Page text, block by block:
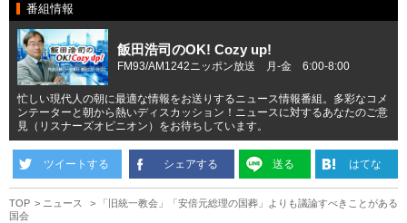
番組情報
飯田浩司のOK! Cozy up!
FM93/AM1242ニッポン放送 月-金 6:00-8:00
忙しい現代人の朝に最適な情報をお送りするニュース情報番組。多彩なコメ
ンテーターと朝から熱いディスカッション！ニュースに対するあなたのご意
見（リスナーズオピニオン）をお待ちしています。
ツイートする シェアする 送る はてな
TOP ニュース
「旧統一教会」「安倍元総理の国葬」よりも議論すべきことがある
国会